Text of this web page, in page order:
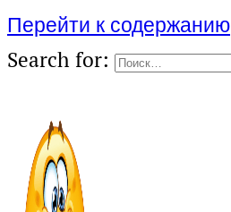
Перейти к содержанию
Search for: